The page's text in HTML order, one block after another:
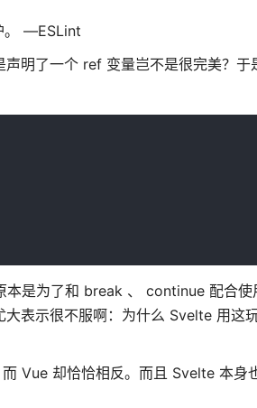
。 —ESLint
明了一个 ref 变量岂不是很完美？于
本是为了和 break 、 continue 配合使
表示很不服啊：为什么 Svelte 用这
Vue 却恰恰相反。而且 Svelte 本身